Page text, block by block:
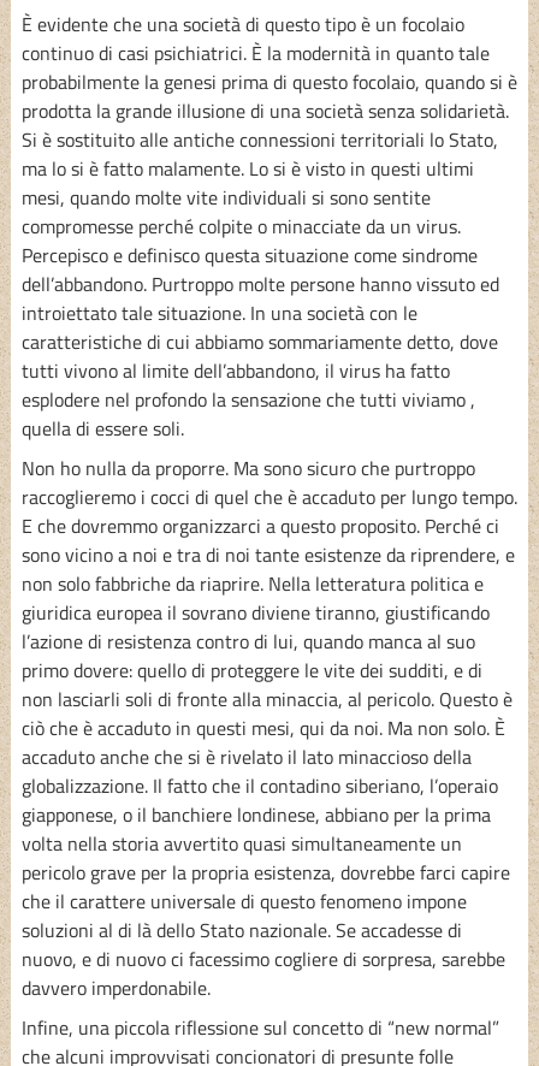
È evidente che una società di questo tipo è un focolaio
continuo di casi psichiatrici. È la modernità in quanto tale
probabilmente la genesi prima di questo focolaio, quando si è
prodotta la grande illusione di una società senza solidarietà.
Si è sostituito alle antiche connessioni territoriali lo Stato,
ma lo si è fatto malamente. Lo si è visto in questi ultimi
mesi, quando molte vite individuali si sono sentite
compromesse perché colpite o minacciate da un virus.
Percepisco e definisco questa situazione come sindrome
dell’abbandono. Purtroppo molte persone hanno vissuto ed
introiettato tale situazione. In una società con le
caratteristiche di cui abbiamo sommariamente detto, dove
tutti vivono al limite dell’abbandono, il virus ha fatto
esplodere nel profondo la sensazione che tutti viviamo ,
quella di essere soli.
Non ho nulla da proporre. Ma sono sicuro che purtroppo
raccoglieremo i cocci di quel che è accaduto per lungo tempo.
E che dovremmo organizzarci a questo proposito. Perché ci
sono vicino a noi e tra di noi tante esistenze da riprendere, e
non solo fabbriche da riaprire. Nella letteratura politica e
giuridica europea il sovrano diviene tiranno, giustificando
l’azione di resistenza contro di lui, quando manca al suo
primo dovere: quello di proteggere le vite dei sudditi, e di
non lasciarli soli di fronte alla minaccia, al pericolo. Questo è
ciò che è accaduto in questi mesi, qui da noi. Ma non solo. È
accaduto anche che si è rivelato il lato minaccioso della
globalizzazione. Il fatto che il contadino siberiano, l’operaio
giapponese, o il banchiere londinese, abbiano per la prima
volta nella storia avvertito quasi simultaneamente un
pericolo grave per la propria esistenza, dovrebbe farci capire
che il carattere universale di questo fenomeno impone
soluzioni al di là dello Stato nazionale. Se accadesse di
nuovo, e di nuovo ci facessimo cogliere di sorpresa, sarebbe
davvero imperdonabile.
Infine, una piccola riflessione sul concetto di “new normal”
che alcuni improvvisati concionatori di presunte folle